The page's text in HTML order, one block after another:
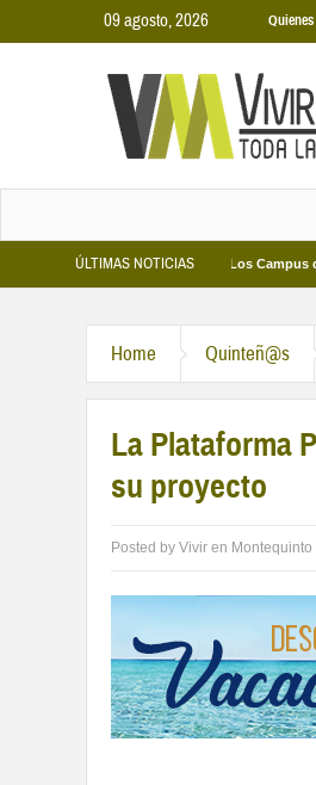
09 agosto, 2026
ÚLTIMAS NOTICIAS
Municipales 2026 Los Campus de
Home Quinteñ@s
La Plataforma
su proyecto
Posted by Vivir en Montequinto